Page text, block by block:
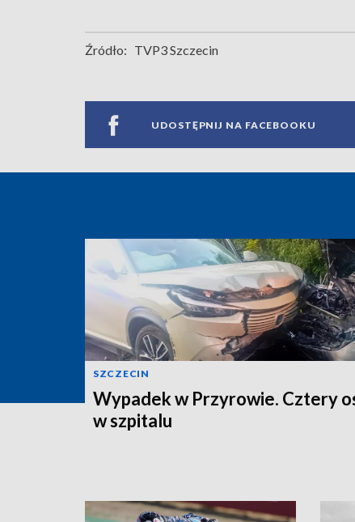
Źródło: TVP3 Szczecin
UDOSTĘPNIJ NA FACEBOOKU
SZCZECIN
Wypadek w Przyrowie. Cztery
w szpitalu